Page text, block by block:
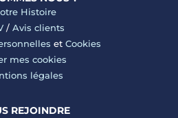
Histoire
/ Avis clients
et Cookies
mes cookies
légales
REJOINDRE